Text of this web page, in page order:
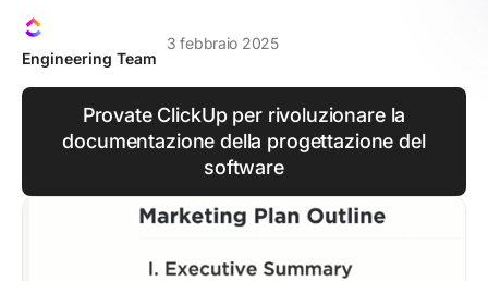
Engineering Team
3 febbraio 2025
Provate ClickUp per rivoluzionare la
documentazione della progettazione del
software